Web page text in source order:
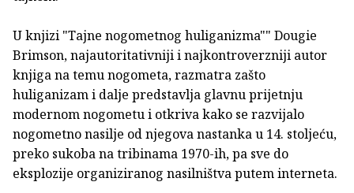
U knjizi "Tajne nogometnog huliganizma"" Dougie
Brimson, najautoritativniji i najkontroverzniji autor
knjiga na temu nogometa, razmatra zašto
huliganizam i dalje predstavlja glavnu prijetnju
modernom nogometu i otkriva kako se razvijalo
nogometno nasilje od njegova nastanka u 14. stoljeću,
preko sukoba na tribinama 1970-ih, pa sve do
eksplozije organiziranog nasilništva putem interneta.